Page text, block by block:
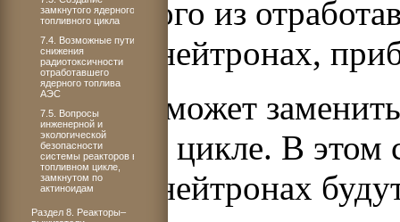
извлеченного из
тепловых нейтронах,
Плутоний может
топливном цикле. В
тепловых нейтронах
замкнутого ядерного
топливного цикла
7.4. Возможные пути
снижения
радиотоксичности
отработавшего
ядерного топлива
АЭС
7.5. Вопросы
инженерной и
экологической
безопасности
системы реакторов в
топливном цикле,
замкнутом по
актиноидам
Раздел 8. Реакторы–